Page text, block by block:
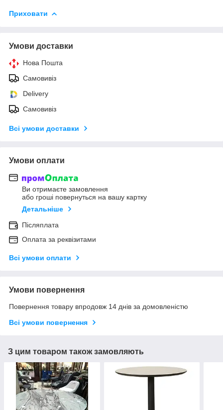
Приховати
Умови доставки
Нова Пошта
Самовивіз
Delivery
Самовивіз
Всі умови доставки
Умови оплати
Ви отримаєте замовлення
або гроші повернуться на вашу картку
Детальніше
Післяплата
Оплата за реквізитами
Всі умови оплати
Умови повернення
Повернення товару впродовж 14 днів за домовленістю
Всі умови повернення
З цим товаром також замовляють